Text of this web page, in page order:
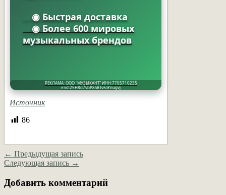
◉ Быстрая доставка
◉ Более 600 мировых
музыкальных брендов
РЕКЛАМА: ООО "МУЗЫКАНТ" ИНН:7705710235
erid:25H8d7vbP8SRTvFaYnugvj
Источник
86
← Предыдущая запись
Следующая запись →
Добавить комментарий